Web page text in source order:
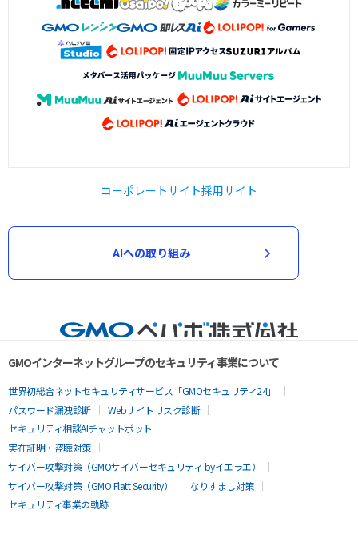
コーポレートサイト採用サイト
AIへの取り組み
GMOインターネットグループのセキュリティ事業について
世界初総合ネットセキュリティサービス「GMOセキュリティ24」
パスワード漏洩診断
Webサイトリスク診断
セキュリティ相談AIチャットボット
実在証明・盗聴対策
サイバー攻撃対策（GMOサイバーセキュリティ byイエラエ）
サイバー攻撃対策（GMO Flatt Security）
なりすまし対策
セキュリティ事業の軌跡